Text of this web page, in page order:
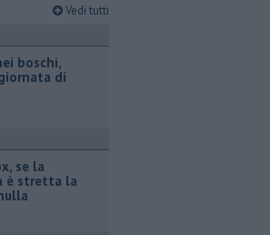
Vedi tutti
boschi,
di
se la
è stretta la